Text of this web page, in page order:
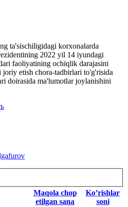
ta'sischiligidagi korxonalarda
2022 yil 14 iyundagi
faoliyatining ochiqlik darajasini
etish chora-tadbirlari to'g'risida
doirasida ma'lumotlar joylanishini
Maqola chop
etilgan sana
Ko’rishlar
soni